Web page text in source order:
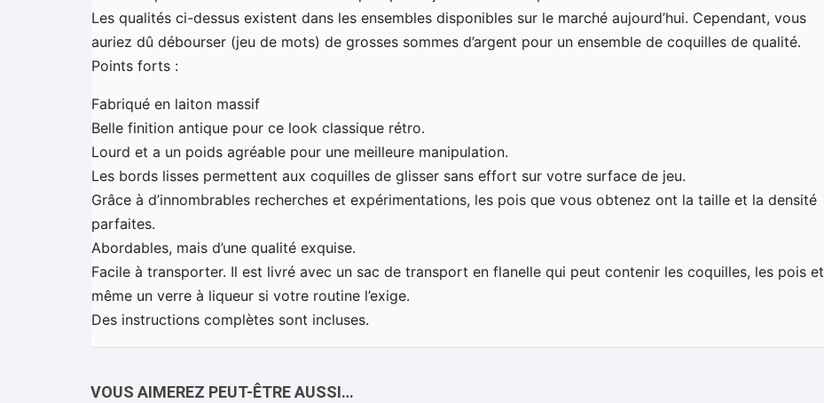
Les qualités ci-dessus existent dans les ensembles disponibles sur le marché aujourd’hui. Cependant, vous
auriez dû débourser (jeu de mots) de grosses sommes d’argent pour un ensemble de coquilles de qualité.
Points forts :
Fabriqué en laiton massif
Belle finition antique pour ce look classique rétro.
Lourd et a un poids agréable pour une meilleure manipulation.
Les bords lisses permettent aux coquilles de glisser sans effort sur votre surface de jeu.
Grâce à d’innombrables recherches et expérimentations, les pois que vous obtenez ont la taille et la densité
parfaites.
Abordables, mais d’une qualité exquise.
Facile à transporter. Il est livré avec un sac de transport en flanelle qui peut contenir les coquilles, les pois et
même un verre à liqueur si votre routine l’exige.
Des instructions complètes sont incluses.
VOUS AIMEREZ PEUT-ÊTRE AUSSI…